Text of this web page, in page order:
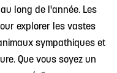
long de l'année. Les
explorer les vastes
sympathiques et
Que vous soyez un